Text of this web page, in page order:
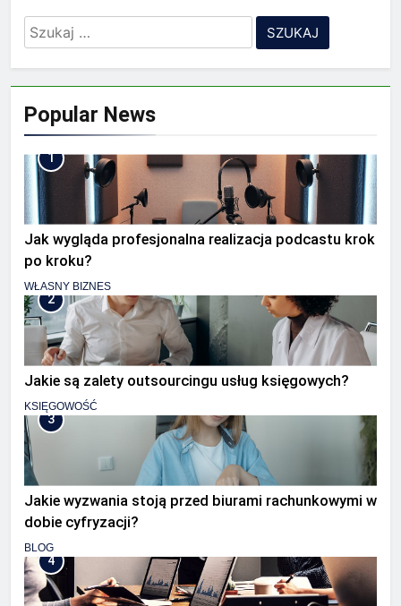
Szukaj:
Popular News
1
Jak wygląda profesjonalna realizacja podcastu krok
po kroku?
WŁASNY BIZNES
2
Jakie są zalety outsourcingu usług księgowych?
KSIĘGOWOŚĆ
3
Jakie wyzwania stoją przed biurami rachunkowymi w
dobie cyfryzacji?
BLOG
4